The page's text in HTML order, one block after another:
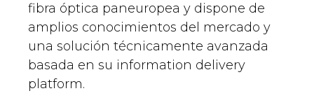
fibra óptica paneuropea y dispone de
amplios conocimientos del mercado y
una solución técnicamente avanzada
basada en su information delivery
platform.